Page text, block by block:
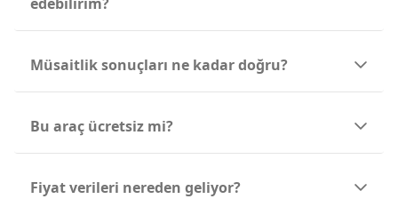
Müsaitlik sonuçları ne kadar doğru?
Bu araç ücretsiz mi?
Fiyat verileri nereden geliyor?